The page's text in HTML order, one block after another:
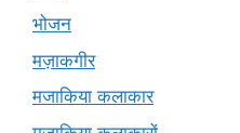
भोजन
मज़ाकगीर
मजाकिया कलाकार